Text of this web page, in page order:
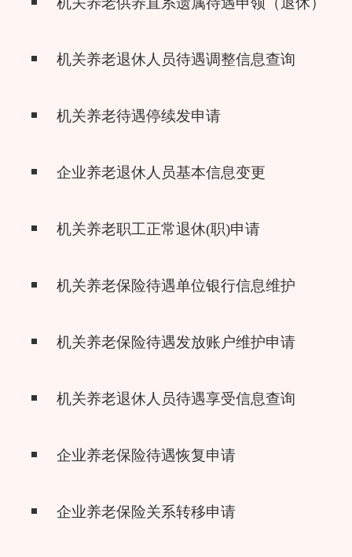
机关养老退休人员待遇调整信息查询
机关养老待遇停续发申请
企业养老退休人员基本信息变更
机关养老职工正常退休(职)申请
机关养老保险待遇单位银行信息维护
机关养老保险待遇发放账户维护申请
机关养老退休人员待遇享受信息查询
企业养老保险待遇恢复申请
企业养老保险关系转移申请